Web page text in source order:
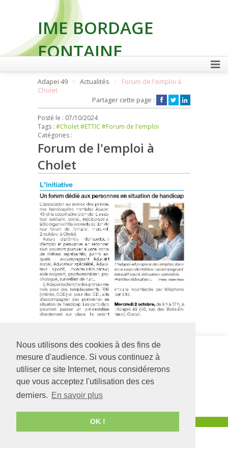
Nous utilisons des cookies à des fins de
mesure d'audience. Si vous continuez à
utiliser ce site Internet, nous considérerons
que vous acceptez l'utilisation des ces
derniers. En savoir plus
OK !
IME BORDAGE
FONTAINE
FAIRE UN DON
Adapei 49 Actualités
Forum de l'emploi à
Cholet
Partager cette page :
Posté le : 07/10/2024
Tags : #Cholet#ETTIC #Forum de l'emploi
Catégories :
Forum de l'emploi à
Cholet
126 rue Saint Léonard
-BP 71857
49018
Angers
CEDEX
01
02 41 68 98 50
Fontaine
2 rue des
49300
Agence de communication Angers